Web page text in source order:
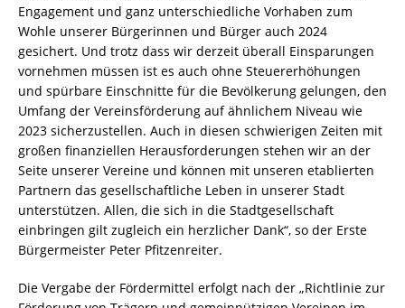
Engagement und ganz unterschiedliche Vorhaben zum
Wohle unserer Bürgerinnen und Bürger auch 2024
gesichert. Und trotz dass wir derzeit überall Einsparungen
vornehmen müssen ist es auch ohne Steuererhöhungen
und spürbare Einschnitte für die Bevölkerung gelungen, den
Umfang der Vereinsförderung auf ähnlichem Niveau wie
2023 sicherzustellen. Auch in diesen schwierigen Zeiten mit
großen finanziellen Herausforderungen stehen wir an der
Seite unserer Vereine und können mit unseren etablierten
Partnern das gesellschaftliche Leben in unserer Stadt
unterstützen. Allen, die sich in die Stadtgesellschaft
einbringen gilt zugleich ein herzlicher Dank“, so der Erste
Bürgermeister Peter Pfitzenreiter.
Die Vergabe der Fördermittel erfolgt nach der „Richtlinie zur